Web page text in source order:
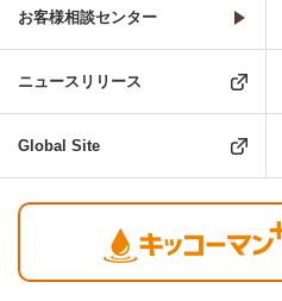
お客様相談センター
ニュースリリース
Global Site